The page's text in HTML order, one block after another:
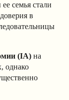
семья стали
в
(IA) на
однако